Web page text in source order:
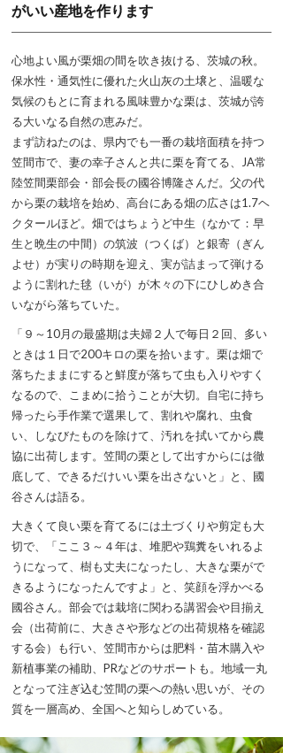
がいい産地を作ります
心地よい風が栗畑の間を吹き抜ける、茨城の秋。
保水性・通気性に優れた火山灰の土壌と、温暖な
気候のもとに育まれる風味豊かな栗は、茨城が誇
る大いなる自然の恵みだ。
まず訪ねたのは、県内でも一番の栽培面積を持つ
笠間市で、妻の幸子さんと共に栗を育てる、JA常
陸笠間栗部会・部会長の國谷博隆さんだ。父の代
から栗の栽培を始め、高台にある畑の広さは1.7ヘ
クタールほど。畑ではちょうど中生（なかて：早
生と晩生の中間）の筑波（つくば）と銀寄（ぎん
よせ）が実りの時期を迎え、実が詰まって弾ける
ように割れた毬（いが）が木々の下にひしめき合
いながら落ちていた。
「９～10月の最盛期は夫婦２人で毎日２回、多い
ときは１日で200キロの栗を拾います。栗は畑で
落ちたままにすると鮮度が落ちて虫も入りやすく
なるので、こまめに拾うことが大切。自宅に持ち
帰ったら手作業で選果して、割れや腐れ、虫食
い、しなびたものを除けて、汚れを拭いてから農
協に出荷します。笠間の栗として出すからには徹
底して、できるだけいい栗を出さないと」と、國
谷さんは語る。
大きくて良い栗を育てるには土づくりや剪定も大
切で、「ここ３～４年は、堆肥や鶏糞をいれるよ
うになって、樹も丈夫になったし、大きな栗がで
きるようになったんですよ」と、笑顔を浮かべる
國谷さん。部会では栽培に関わる講習会や目揃え
会（出荷前に、大きさや形などの出荷規格を確認
する会）も行い、笠間市からは肥料・苗木購入や
新植事業の補助、PRなどのサポートも。地域一丸
となって注ぎ込む笠間の栗への熱い思いが、その
質を一層高め、全国へと知らしめている。